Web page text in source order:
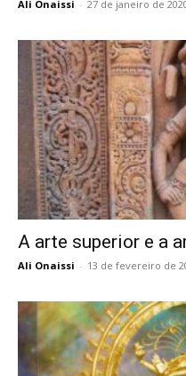
Ali Onaissi - 27 de janeiro de
A arte superior e a
Ali Onaissi - 13 de fevereiro de